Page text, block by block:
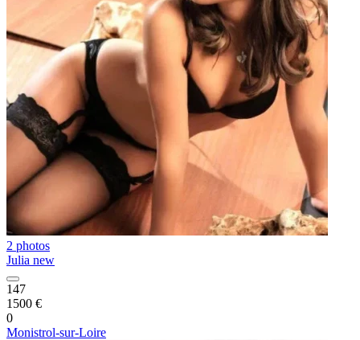
2 photos
Julia new
147
1500 €
0
Monistrol-sur-Loire